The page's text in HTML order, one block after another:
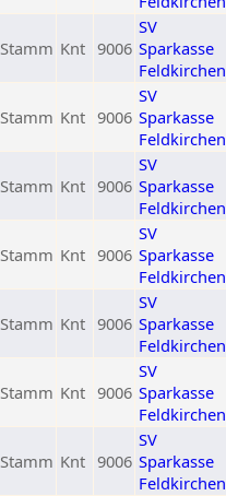
Stamm Knt 9006
SV
Sparkasse
Feldkirchen
Stamm Knt 9006
SV
Sparkasse
Feldkirchen
Stamm Knt 9006
SV
Sparkasse
Feldkirchen
Stamm Knt 9006
SV
Sparkasse
Feldkirchen
Stamm Knt 9006
SV
Sparkasse
Feldkirchen
Stamm Knt 9006
SV
Sparkasse
Feldkirchen
Stamm Knt 9006
SV
Sparkasse
Feldkirchen